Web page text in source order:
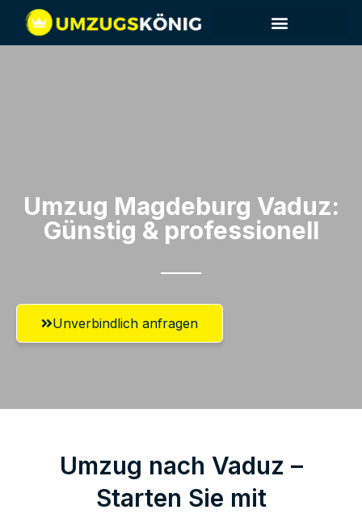
Umzug Magdeburg​ Vaduz:
Günstig & professionell​
Unverbindlich anfragen
Umzug nach Vaduz –
Starten Sie mit